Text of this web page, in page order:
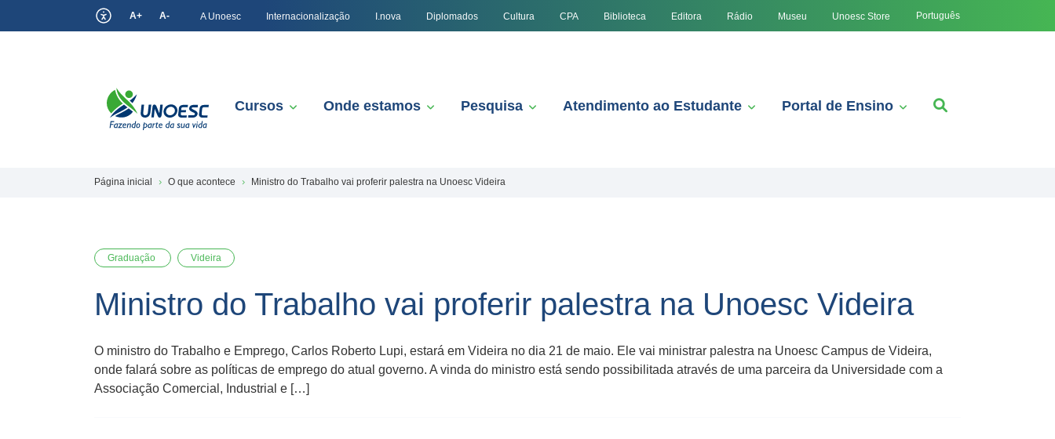
A+ A- A Unoesc Internacionalização I.nova Diplomados Cultura CPA Biblioteca Editora Rádio Museu Unoesc Store Português
Cursos Onde estamos Pesquisa Atendimento ao Estudante Portal de Ensino
Página inicial O que acontece Ministro do Trabalho vai proferir palestra na Unoesc Videira
Graduação Videira
Ministro do Trabalho vai proferir palestra na Unoesc Videira
O ministro do Trabalho e Emprego, Carlos Roberto Lupi, estará em Videira no dia 21 de maio. Ele vai ministrar palestra na Unoesc Campus de Videira,
onde falará sobre as políticas de emprego do atual governo. A vinda do ministro está sendo possibilitada através de uma parceira da Universidade com a
Associação Comercial, Industrial e […]